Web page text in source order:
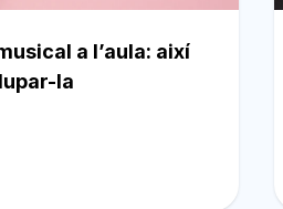
a l’aula: així
la